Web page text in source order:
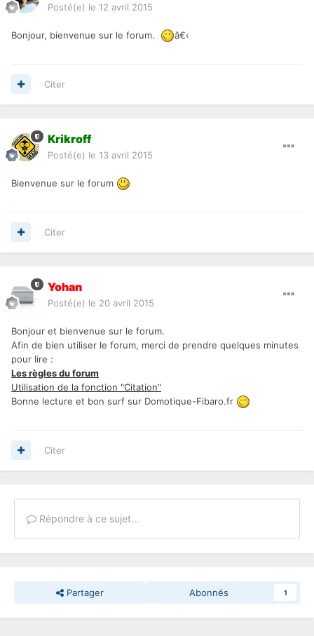
Posté(e) le 12 avril 2015
Bonjour, bienvenue sur le forum. â€‹
Citer
Krikroff
Posté(e) le 13 avril 2015
Bienvenue sur le forum
Citer
Yohan
Posté(e) le 20 avril 2015
Bonjour et bienvenue sur le forum.
Afin de bien utiliser le forum, merci de prendre quelques minutes
pour lire :
Les règles du forum
Utilisation de la fonction "Citation"
Bonne lecture et bon surf sur Domotique-Fibaro.fr
Citer
Répondre à ce sujet…
Partager Abonnés 1